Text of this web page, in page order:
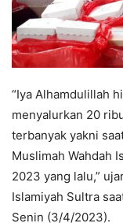
“Iya Alhamdulillah
menyalurkan 20
terbanyak yakni
Muslimah Wahdah
2023 yang lalu,”
Islamiyah Sultra
Senin (3/4/2023).